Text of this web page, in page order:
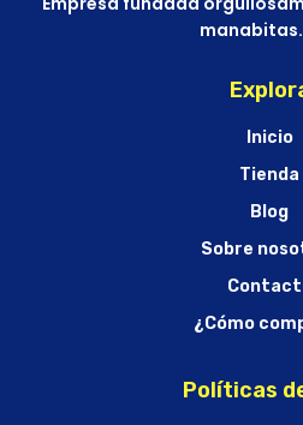
Inicio
Tienda
Blog
Sobre
¿Cómo
Políticas